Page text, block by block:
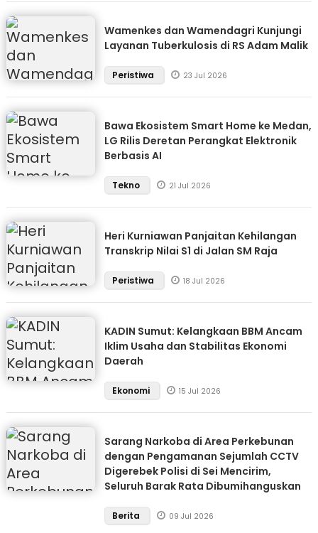
Wamenkes dan Wamendagri Kunjungi
Layanan Tuberkulosis di RS Adam Malik
Peristiwa 23 Jul 2026
Bawa Ekosistem Smart Home ke Medan,
LG Rilis Deretan Perangkat Elektronik
Berbasis AI
Tekno 21 Jul 2026
Heri Kurniawan Panjaitan Kehilangan
Transkrip Nilai S1 di Jalan SM Raja
Peristiwa 18 Jul 2026
KADIN Sumut: Kelangkaan BBM Ancam
Iklim Usaha dan Stabilitas Ekonomi
Daerah
Ekonomi 15 Jul 2026
Sarang Narkoba di Area Perkebunan
dengan Pengamanan Sejumlah CCTV
Digerebek Polisi di Sei Mencirim,
Seluruh Barak Rata Dibumihanguskan
Berita 09 Jul 2026